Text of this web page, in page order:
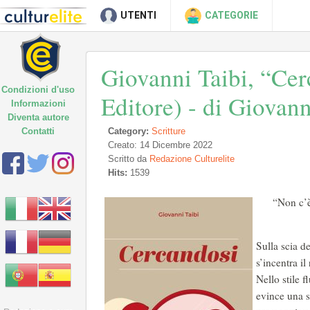
UTENTI CATEGORIE
Giovanni Taibi,
Editore) - di
Category: Scritture
Creato: 14 Dicembre 2022
Scritto da Redazione Culturelite
Hits: 1539
“Non
Sulla scia delle parole del grande poeta portoghese, Fernando Pessoa, s’incentra il nuovo romanzo di Giovanni Taibi, dal titolo, “Cercandosi.” Nello stile fluido, caratterizzato da un linguaggio garbato e limpido, si evince una scrittura idonea a rivelare il tormentoso viaggio interiore del protagonista: Salvatore. Sull’onda dei ricordi, velati da una poetica malinconia, ci si inoltra negli orizzonti frammentati della storia di Anna e Salvo, un amore non totalmente vissuto nella realtà, seppur mai dimenticato. Dopo vent’anni Salvatore, ormai uomo e con una carriera ben affermata, in seguito al matrimonio del fratello, si vede costretto a tornare in quel paese dove tutto ebbe origine. Un ritorno molto importante poiché lo avrebbe portato a svelarsi all’animo del ragazzo che era stato. Una sorta di iniziazione che gli avrebbe permesso, attenzionando quella ferita adolescenziale, di esplorare le parti più recondite e sconosciute di sé stesso. E nell’incontro-scontro con la propria Ombra che egli dà inizio ad un processo di individuazione. Infatti, Carl Gustav Jung scrive: “non c’è presa di coscienza senza sofferenza. In tutto il mondo la gente arriva ai limiti dell’assurdo per evitare di confrontarsi con la propria anima. Non si raggiunge l’illuminazione immaginando figure di luce, ma portando alla coscienza l’oscurità interiore. Chi guarda fuori sogna, chi guarda dentro si sveglia.” Riaprendo così la scatola dei ricordi, si riappropria di quel dolore mai del tutto sopito, ora ammantato da un senso di sacralità. L’incontro con Mario, l’amico di sempre e da tempo dedito alla famiglia, mette in risalto la propria incapacità di non essere stato in grado di
Condizioni d'uso
Informazioni
Diventa autore
Contatti